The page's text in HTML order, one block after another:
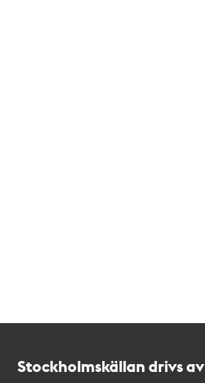
Stockholmskällan drivs av